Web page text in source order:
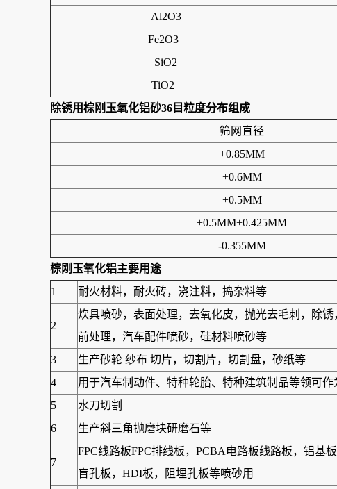
Al2O3
Fe2O3
SiO2
TiO2
除锈用棕刚玉氧化铝砂36目粒度分布组成
筛网直径
+0.85MM
+0.6MM
+0.5MM
+0.5MM+0.425MM
-0.355MM
棕刚玉氧化铝主要用途
1
耐火材料，耐火砖，浇注料，捣杂料等
2
炊具喷砂，表面处理，去氧化皮，抛光去毛刺，除
前处理，汽车配件喷砂，硅材料喷砂等
3
生产砂轮 纱布 切片，切割片，切割盘，砂纸等
4
用于汽车制动件、特种轮胎、特种建筑制品等领可
5
水刀切割
6
生产斜三角抛磨块研磨石等
7
FPC线路板FPC排线板，PCBA电路板线路板，铝基
盲孔板，HDI板，阻埋孔板等喷砂用